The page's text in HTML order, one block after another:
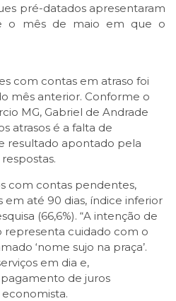
pré-datados apresentaram
o mês de maio em que o
com contas em atraso foi
mês anterior. Conforme o
MG, Gabriel de Andrade
atrasos é a falta de
resultado apontado pela
com contas pendentes,
em até 90 dias, índice inferior
(66,6%). “A intenção de
representa cuidado com o
‘nome sujo na praça’.
em dia e,
de juros